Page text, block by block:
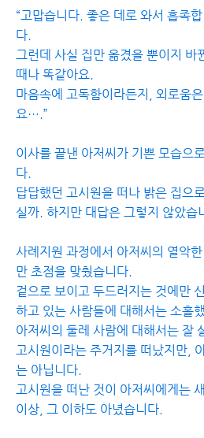
“고맙습니다. 좋은 데로 와서 흡족
다.
그런데 사실 집만 옮겼을 뿐이지 바
때나 똑같아요.
마음속에 고독함이라든지, 외로움
요….”
이사를 끝낸 아저씨가 기쁜 모습으
다.
답답했던 고시원을 떠나 밝은 집으
실까. 하지만 대답은 그렇지 않았습
사례지원 과정에서 아저씨의 열악
만 초점을 맞췄습니다.
겉으로 보이고 두드러지는 것에만
하고 있는 사람들에 대해서는 소홀
아저씨의 둘레 사람에 대해서는 잘
고시원이라는 주거지를 떠났지만,
는 아닙니다.
고시원을 떠난 것이 아저씨에게는
이상, 그 이하도 아녔습니다.